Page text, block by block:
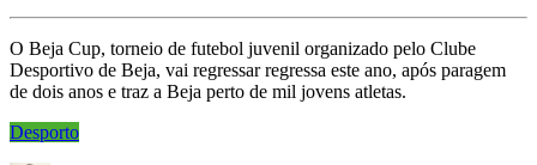
O Beja Cup, torneio de futebol juvenil organizado pelo Clube
Desportivo de Beja, vai regressar regressa este ano, após paragem
de dois anos e traz a Beja perto de mil jovens atletas.
Desporto